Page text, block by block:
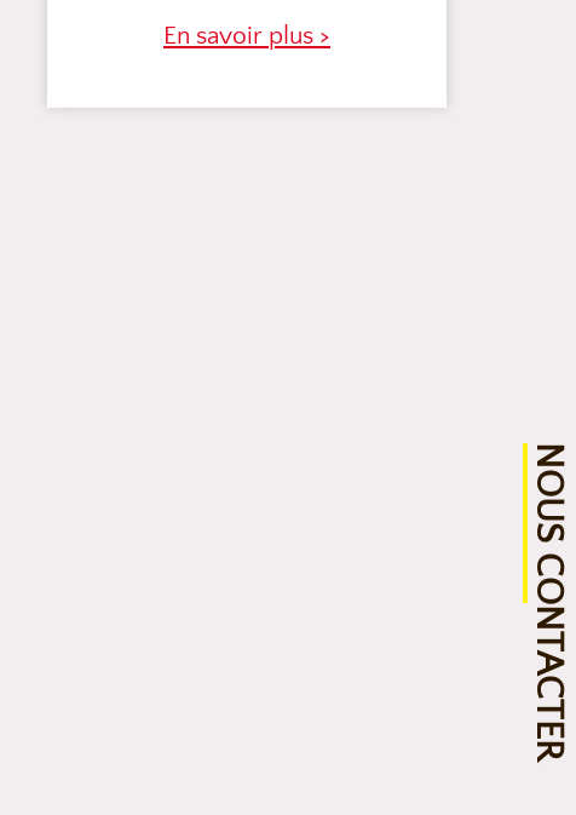
NOUS CONTACTER
En savoir plus >